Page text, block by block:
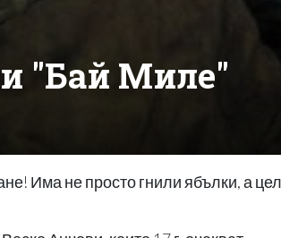
"Бай Миле"
Има не просто гнили ябълки, а